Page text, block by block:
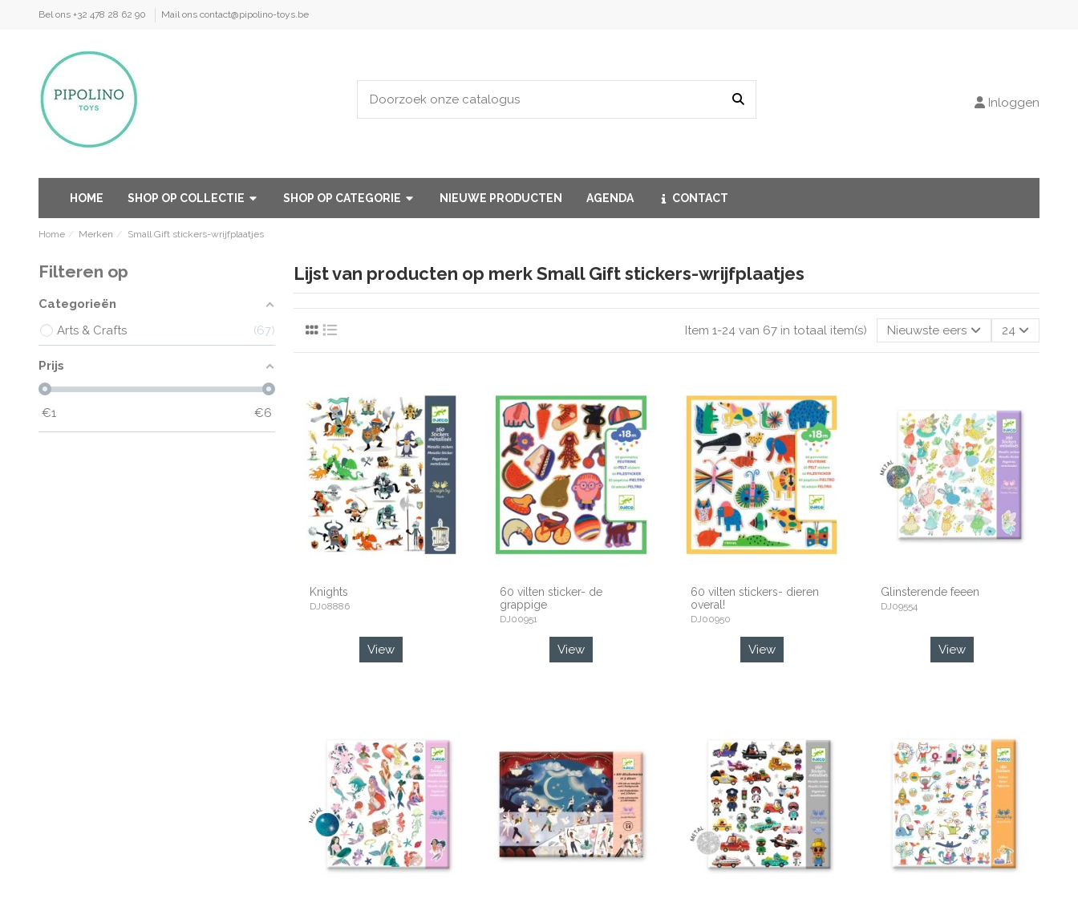
Bel ons +32 478 28 62 90 Mail ons contact@pipolino-toys.be
Inloggen
HOME SHOP OP COLLECTIE SHOP OP CATEGORIE NIEUWE PRODUCTEN AGENDA CONTACT
Home Merken Small Gift stickers-wrijfplaatjes
Lijst van producten op merk Small Gift stickers-wrijfplaatjes
Item 1-24 van 67 in totaal item(s) Nieuwste eerst 24
Knights
DJ08886
View
60 vilten sticker- de
grappige
DJ00951
View
60 vilten stickers- dieren
overal!
DJ00950
View
Glinsterende feeen
DJ09554
View
Filteren op
Categorieën
Arts & Crafts
67
Prijs
€1 €6